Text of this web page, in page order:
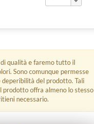
qualità e faremo tutto il
Sono comunque permesse
del prodotto. Tali
prodotto offra almeno lo stesso
necessario.